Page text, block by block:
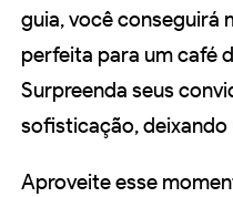
guia, você conseguirá
perfeita para um café
Surpreenda seus
sofisticação,
Aproveite esse